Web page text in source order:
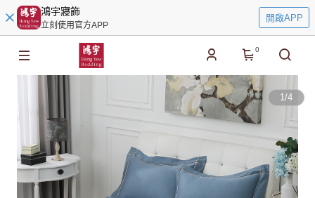
鴻宇寢飾
立刻使用官方APP
開啟APP
0
1/4